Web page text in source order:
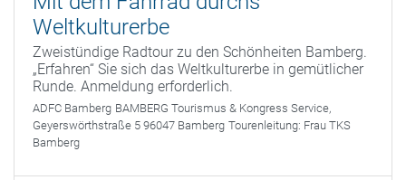
Weltkulturerbe
Zweistündige Radtour zu den Schönheiten Bamberg.
„Erfahren“ Sie sich das Weltkulturerbe in gemütlicher
Runde. Anmeldung erforderlich.
ADFC Bamberg BAMBERG Tourismus & Kongress Service,
Geyerswörthstraße 5 96047 Bamberg Tourenleitung: Frau TKS
Bamberg